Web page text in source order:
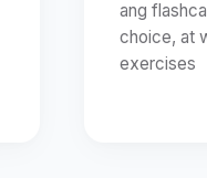
ang
choice, at
exercises